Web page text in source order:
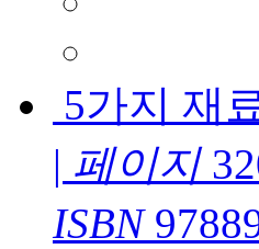
5가지 재
| 페이지
ISBN